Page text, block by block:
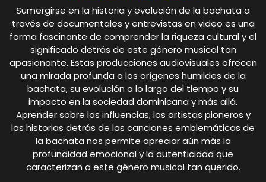
Sumergirse en la historia y evolución de la bachata a
través de documentales y entrevistas en video es una
forma fascinante de comprender la riqueza cultural y el
significado detrás de este género musical tan
apasionante. Estas producciones audiovisuales ofrecen
una mirada profunda a los orígenes humildes de la
bachata, su evolución a lo largo del tiempo y su
impacto en la sociedad dominicana y más allá.
Aprender sobre las influencias, los artistas pioneros y
las historias detrás de las canciones emblemáticas de
la bachata nos permite apreciar aún más la
profundidad emocional y la autenticidad que
caracterizan a este género musical tan querido.